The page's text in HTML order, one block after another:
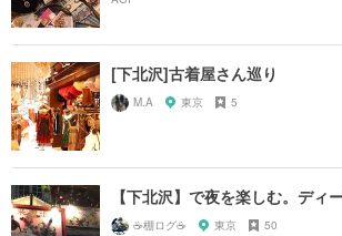
[下北沢]古着屋さん巡り
M.A 東京 5
【下北沢】で夜を楽しむ。ディ
☕️棚ログ☕️ 東京 50